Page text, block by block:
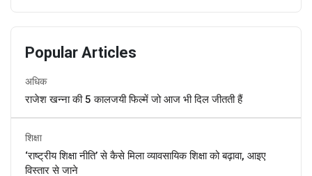
Popular Articles
अधिक
राजेश खन्ना की 5 कालजयी फिल्में जो आज भी दिल जीतती हैं
शिक्षा
‘राष्ट्रीय शिक्षा नीति’ से कैसे मिला व्यावसायिक शिक्षा को बढ़ावा, आइए
विस्तार से जाने